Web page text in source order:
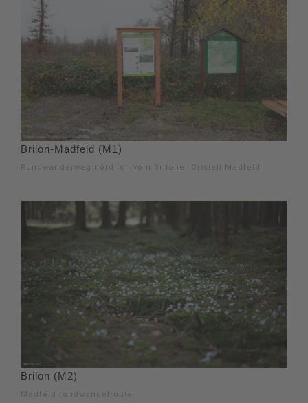
Brilon-Madfeld (M1)
Rundwanderweg nördlich vom Briloner Ortsteil Madfeld
Brilon (M2)
Madfeld rondwandelroute